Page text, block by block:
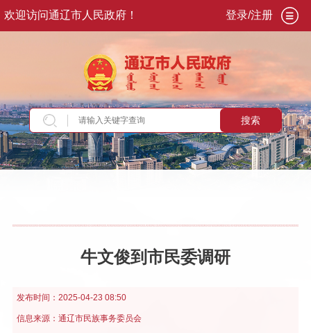
欢迎访问通辽市人民政府！ 登录/注册
搜索
当前位置：首页>政务公开>市政府>市政府领
牛文俊到市民委调研
发布时间： 2025-04-23 08:50
信息来源： 通辽市民族事务委员会